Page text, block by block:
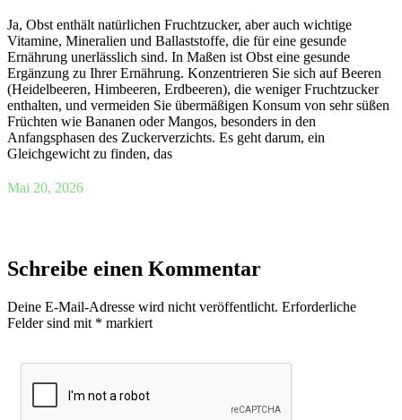
Ja, Obst enthält natürlichen Fruchtzucker, aber auch wichtige
Vitamine, Mineralien und Ballaststoffe, die für eine gesunde
Ernährung unerlässlich sind. In Maßen ist Obst eine gesunde
Ergänzung zu Ihrer Ernährung. Konzentrieren Sie sich auf Beeren
(Heidelbeeren, Himbeeren, Erdbeeren), die weniger Fruchtzucker
enthalten, und vermeiden Sie übermäßigen Konsum von sehr süßen
Früchten wie Bananen oder Mangos, besonders in den
Anfangsphasen des Zuckerverzichts. Es geht darum, ein
Gleichgewicht zu finden, das
Mai 20, 2026
Schreibe einen Kommentar
Deine E-Mail-Adresse wird nicht veröffentlicht. Erforderliche
Felder sind mit * markiert